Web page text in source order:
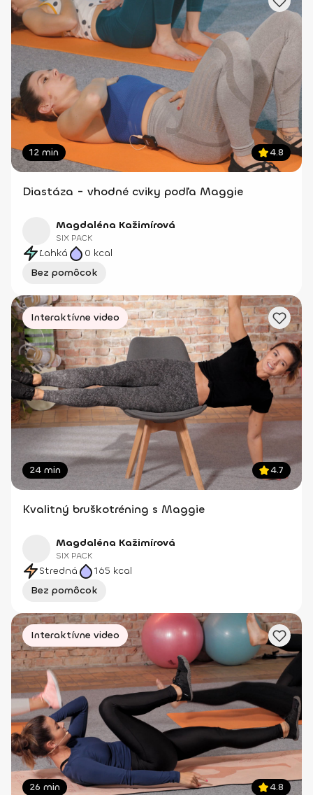
12 min 4.8
Diastáza - vhodné cviky podľa Maggie
Magdaléna Kažimírová
SIX PACK
Ľahká 0 kcal
Bez pomôcok
24 min 4.7
Interaktívne video
Kvalitný bruškotréning s Maggie
Magdaléna Kažimírová
SIX PACK
Stredná 165 kcal
Bez pomôcok
26 min 4.8
Interaktívne video